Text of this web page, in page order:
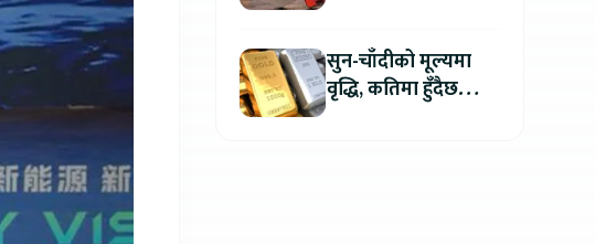
सुन-चाँदीको मूल्यमा
वृद्धि, कतिमा हुँदैछ